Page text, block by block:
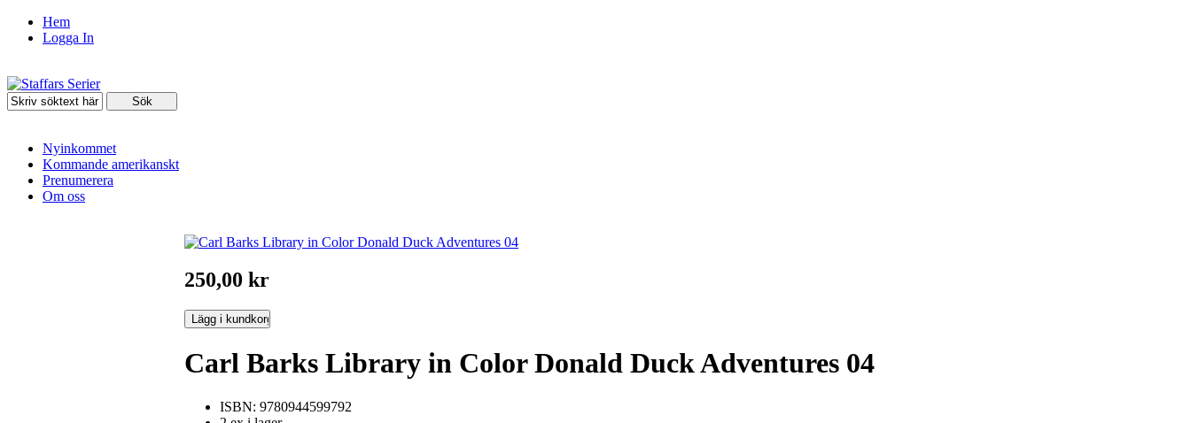
Hem
Logga In
Nyinkommet
Kommande amerikanskt
Prenumerera
Om oss
250,00 kr
Carl Barks Library in Color Donald Duck Adventures 04
ISBN: 9780944599792